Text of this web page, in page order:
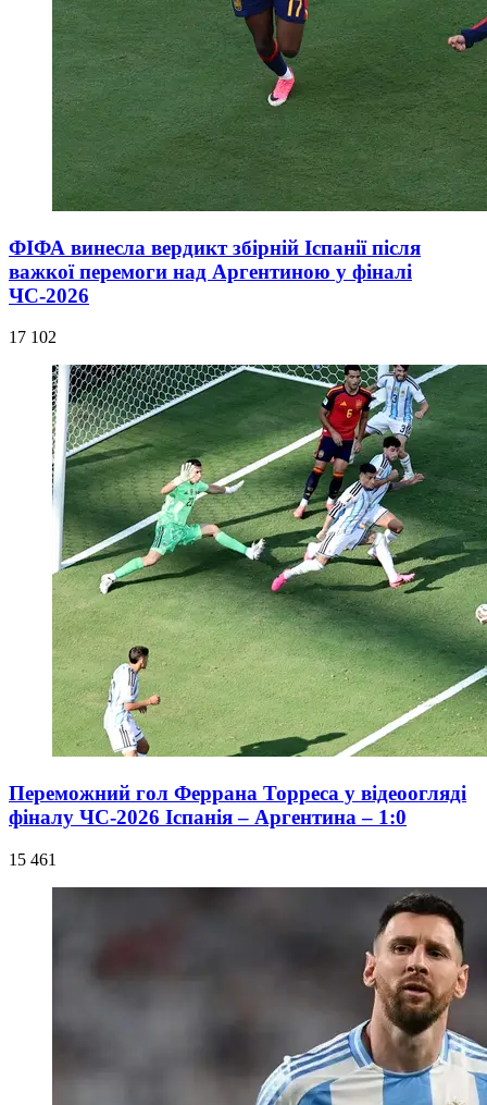
ФІФА винесла вердикт збірній Іспанії після
важкої перемоги над Аргентиною у фіналі
ЧС-2026
17 102
Переможний гол Феррана Торреса у відеоогляді
фіналу ЧС-2026 Іспанія – Аргентина – 1:0
15 461